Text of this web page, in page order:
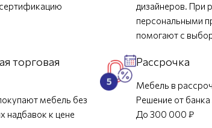
дизайнеров. При
персональными
помогают с
торговая
мебель без
надбавок к цене
Рассрочка
Мебель в
Решение от
До 300 000 ₽